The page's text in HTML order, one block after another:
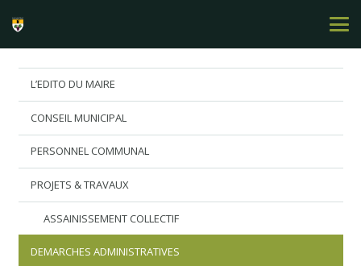
L’EDITO DU MAIRE
CONSEIL MUNICIPAL
PERSONNEL COMMUNAL
PROJETS & TRAVAUX
ASSAINISSEMENT COLLECTIF
DEMARCHES ADMINISTRATIVES